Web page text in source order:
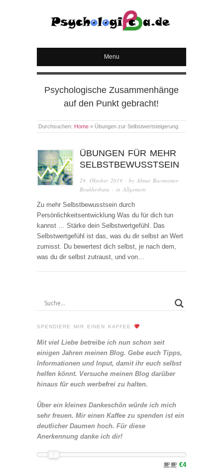
PSYCHOLOGICA
Menu
Psychologische Zusammenhänge
auf den Punkt gebracht!
Durchsuchen: Home » Übungen zur Selbstwertsteigerung
ÜBUNGEN FÜR MEHR
SELBSTBEWUSSTSEIN
29. Oktober 2019 · byAlmut Bacmeister-
Boukherbata · inAllgemein
Zu mehr Selbstbewusstsein durch
Persönlichkeitsentwicklung Was du für dich tun
kannst … Stärke dein Selbstwertgefühl. Das
Selbstwertgefühl ist das, was du dir selbst an Wert
zumisst. Du bewertest dich selbst, je nach dem,
was du dir selbst zutraust, und von…
SPENDIERE MIR EINEN KAFFEE
Mit viel Liebe betreibe ich nun schon seit
einigen Jahren meinen Blog. Gebe euch Tipps,
Informationen und Input, damit ihr euch selbst
helfen könnt. Versuche meinen Blog darüber
hinaus für euch werbefrei zu halten.
Über ein kleines Dankeschön würde ich mich
sehr freuen. Mir einen Kaffee zu spenden ist ein
deutlicher Daumen hoch. Für diese
Anerkennung danke ich dir!
€4